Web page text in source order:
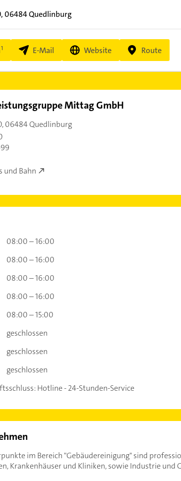
06484Quedlinburg
E-Mail Website Route
Mittag GmbH
06484 Quedlinburg
und Bahn
08:00 – 16:00
08:00 – 16:00
08:00 – 16:00
08:00 – 16:00
08:00 – 15:00
geschlossen
geschlossen
geschlossen
Hotline - 24-Stunden-Service
im Bereich "Gebäudereinigung" sind
Krankenhäuser und Kliniken, sowie Industrie und